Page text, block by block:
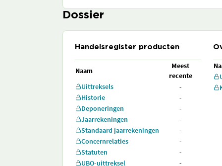
Dossier
Handelsregister producten
Naam
Meest
recente
Uittreksels
-
Historie
-
Deponeringen
-
Jaarrekeningen
-
Standaard jaarrekeningen
-
Concernrelaties
-
Statuten
-
UBO-uittreksel
-